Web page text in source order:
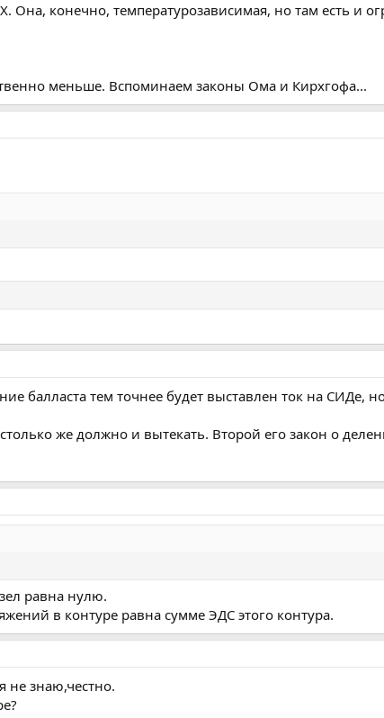
Она, конечно, температурозависимая, но там есть и
меньше. Вспоминаем законы Ома и Кирхгофа...
балласта тем точнее будет выставлен ток на СИДе,
же должно и вытекать. Второй его закон о
равна нулю.
в контуре равна сумме ЭДС этого контура.
не знаю,честно.